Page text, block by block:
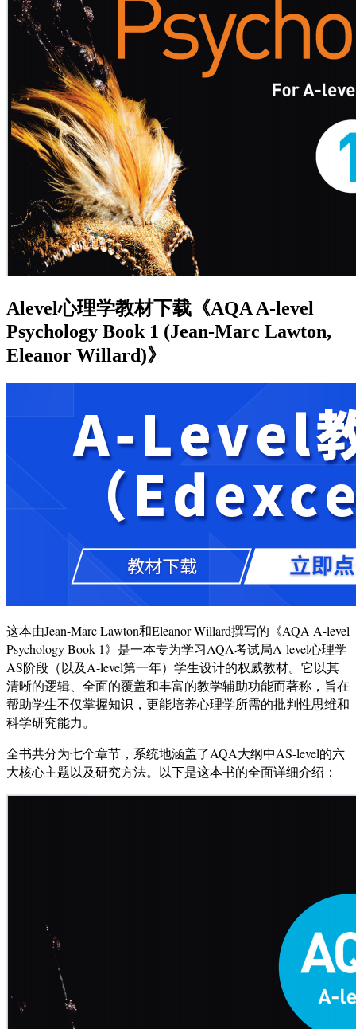
Alevel心理学教材下载《AQA A-level
Psychology Book 1 (Jean-Marc Lawton,
Eleanor Willard)》
这本由Jean-Marc Lawton和Eleanor Willard撰写的《AQA A-level
Psychology Book 1》是一本专为学习AQA考试局A-level心理学
AS阶段（以及A-level第一年）学生设计的权威教材。它以其
清晰的逻辑、全面的覆盖和丰富的教学辅助功能而著称，旨在
帮助学生不仅掌握知识，更能培养心理学所需的批判性思维和
科学研究能力。
全书共分为七个章节，系统地涵盖了AQA大纲中AS-level的六
大核心主题以及研究方法。以下是这本书的全面详细介绍：